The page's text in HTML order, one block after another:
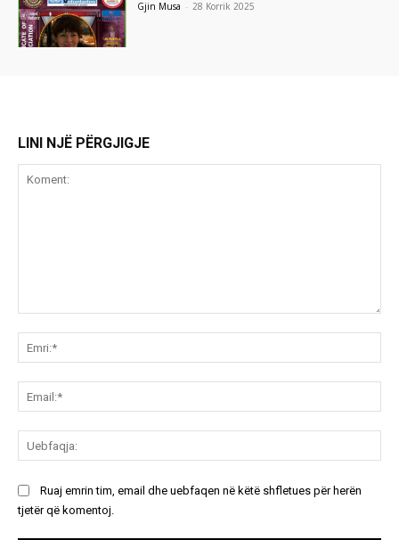
Gjin Musa - 28 Korrik 2025
LINI NJË PËRGJIGJE
Ruaj emrin tim, email dhe uebfaqen në këtë shfletues për herën
tjetër që komentoj.